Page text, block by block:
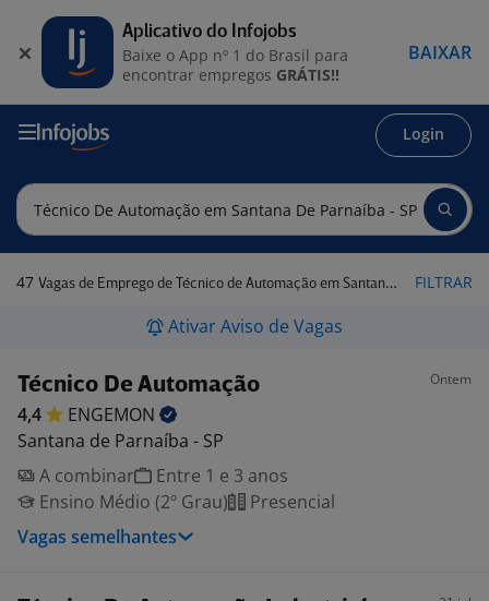
Login
47 Vagas de Emprego de Técnico de Automação em Santana de Parnaíba - SP FILTRAR
Ativar Aviso de Vagas
Técnico De Automação Ontem
4,4
ENGEMON
Santana de Parnaíba - SP
A combinar
Entre 1 e 3 anos
Ensino Médio (2º Grau)
Presencial
Vagas semelhantes
Aplicativo do Infojobs
Baixe o App nº 1 do Brasil para
encontrar empregos GRÁTIS!!
BAIXAR